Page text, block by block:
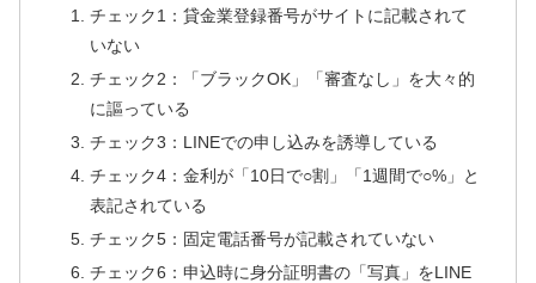
チェック1：貸金業登録番号がサイトに記載されて
いない
チェック2：「ブラックOK」「審査なし」を大々的
に謳っている
チェック3：LINEでの申し込みを誘導している
チェック4：金利が「10日で○割」「1週間で○%」と
表記されている
チェック5：固定電話番号が記載されていない
チェック6：申込時に身分証明書の「写真」をLINE